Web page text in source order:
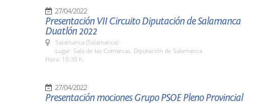
27/04/2022
Presentación VII Circuito Diputación de Salamanca
Duatlón 2022
Salamanca (Salamanca)
Lugar: Sala de las Comarcas. Diputación de Salamanca
Hora: 10:30 h.
27/04/2022
Presentación mociones Grupo PSOE Pleno Provincial